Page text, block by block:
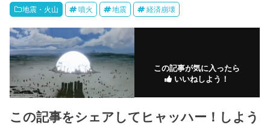
地震・火山 噴火 地震 経済崩壊
この記事が気に入ったら
いいねしよう！
この記事をシェアしてヒャッハー！しよう